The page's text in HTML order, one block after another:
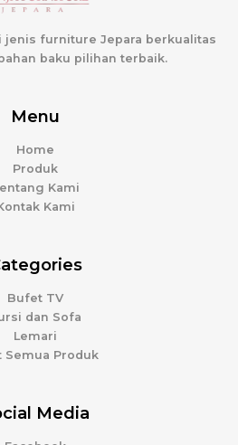
jenis furniture Jepara berkualitas
baku pilihan terbaik.
Menu
Home
Produk
Kami
Kami
Bufet TV
dan Sofa
Lemari
Semua Produk
Media